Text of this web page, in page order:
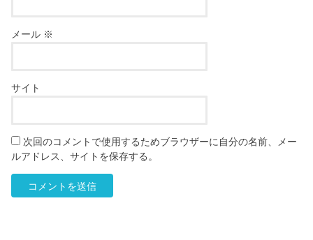
メール ※
サイト
次回のコメントで使用するためブラウザーに自分の名前、メー
ルアドレス、サイトを保存する。